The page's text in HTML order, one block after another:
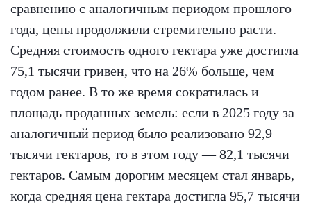
сравнению с аналогичным периодом прошлого
года, цены продолжили стремительно расти.
Средняя стоимость одного гектара уже достигла
75,1 тысячи гривен, что на 26% больше, чем
годом ранее. В то же время сократилась и
площадь проданных земель: если в 2025 году за
аналогичный период было реализовано 92,9
тысячи гектаров, то в этом году — 82,1 тысячи
гектаров. Самым дорогим месяцем стал январь,
когда средняя цена гектара достигла 95,7 тысячи